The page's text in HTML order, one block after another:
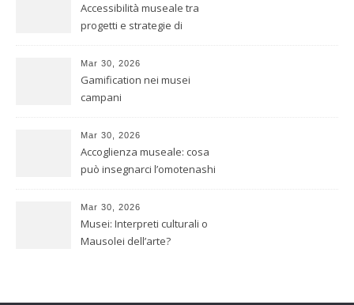
Accessibilità museale tra
progetti e strategie di
Mar 30, 2026
Gamification nei musei
campani
Mar 30, 2026
Accoglienza museale: cosa
può insegnarci l’omotenashi
Mar 30, 2026
Musei: Interpreti culturali o
Mausolei dell’arte?